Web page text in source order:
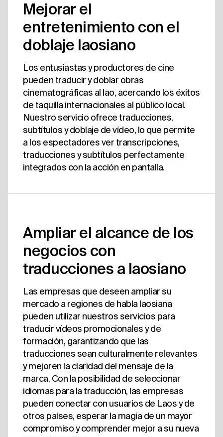
Mejorar el
entretenimiento con el
doblaje laosiano
Los entusiastas y productores de cine
pueden traducir y doblar obras
cinematográficas al lao, acercando los éxitos
de taquilla internacionales al público local.
Nuestro servicio ofrece traducciones,
subtítulos y doblaje de vídeo, lo que permite
a los espectadores ver transcripciones,
traducciones y subtítulos perfectamente
integrados con la acción en pantalla.
Ampliar el alcance de los
negocios con
traducciones a laosiano
Las empresas que deseen ampliar su
mercado a regiones de habla laosiana
pueden utilizar nuestros servicios para
traducir vídeos promocionales y de
formación, garantizando que las
traducciones sean culturalmente relevantes
y mejoren la claridad del mensaje de la
marca. Con la posibilidad de seleccionar
idiomas para la traducción, las empresas
pueden conectar con usuarios de Laos y de
otros países, esperar la magia de un mayor
compromiso y comprender mejor a su nueva